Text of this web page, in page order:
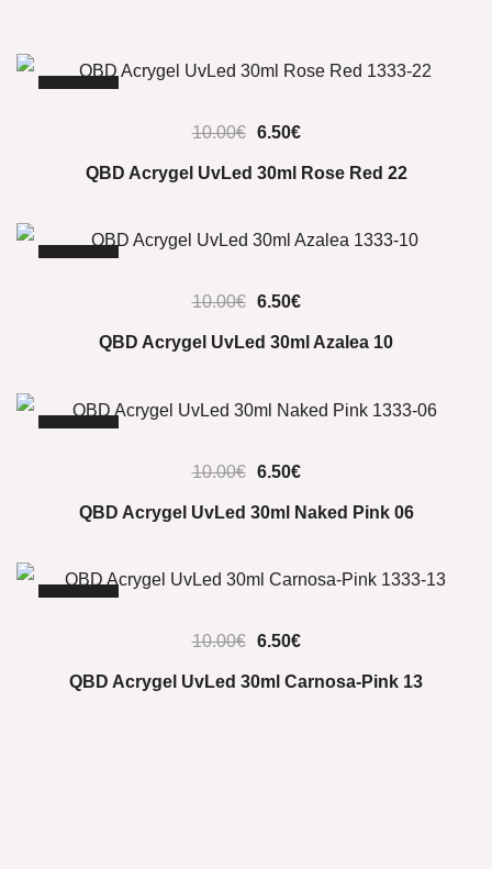
-35%
10.00€ 6.50€
QBD Acrygel UvLed 30ml Rose Red 22
-35%
10.00€ 6.50€
QBD Acrygel UvLed 30ml Azalea 10
-35%
10.00€ 6.50€
QBD Acrygel UvLed 30ml Naked Pink 06
-35%
10.00€ 6.50€
QBD Acrygel UvLed 30ml Carnosa-Pink 13